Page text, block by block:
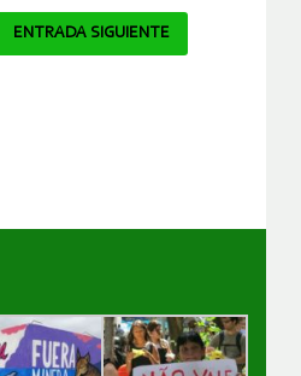
ENTRADA SIGUIENTE